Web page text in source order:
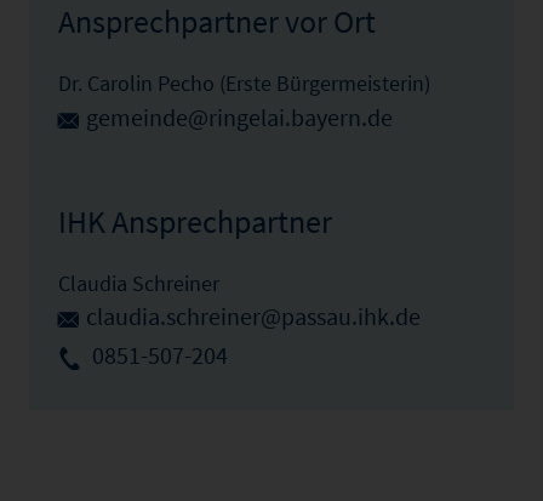
Ansprechpartner vor Ort
Dr. Carolin Pecho (Erste Bürgermeisterin)
gemeinde@ringelai.bayern.de
IHK Ansprechpartner
Claudia Schreiner
claudia.schreiner@passau.ihk.de
0851-507-204